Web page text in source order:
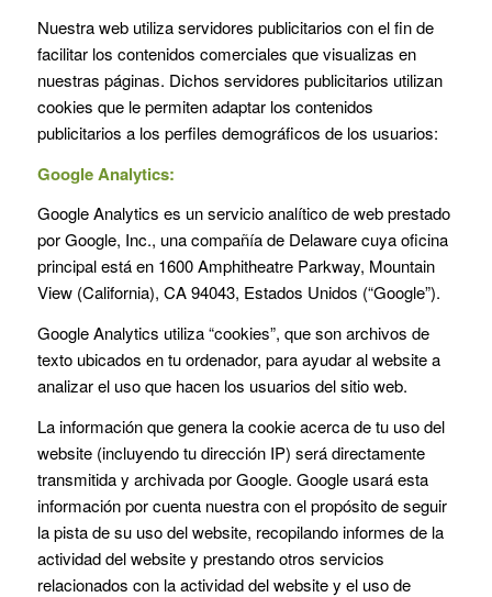
Nuestra web utiliza servidores publicitarios con el fin de
facilitar los contenidos comerciales que visualizas en
nuestras páginas. Dichos servidores publicitarios utilizan
cookies que le permiten adaptar los contenidos
publicitarios a los perfiles demográficos de los usuarios:
Google Analytics:
Google Analytics es un servicio analítico de web prestado
por Google, Inc., una compañía de Delaware cuya oficina
principal está en 1600 Amphitheatre Parkway, Mountain
View (California), CA 94043, Estados Unidos (“Google”).
Google Analytics utiliza “cookies”, que son archivos de
texto ubicados en tu ordenador, para ayudar al website a
analizar el uso que hacen los usuarios del sitio web.
La información que genera la cookie acerca de tu uso del
website (incluyendo tu dirección IP) será directamente
transmitida y archivada por Google. Google usará esta
información por cuenta nuestra con el propósito de seguir
la pista de su uso del website, recopilando informes de la
actividad del website y prestando otros servicios
relacionados con la actividad del website y el uso de